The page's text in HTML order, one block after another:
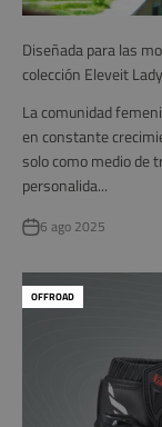
Diseñada para las
colección Eleveit Lady
La comunidad
en constante
solo como medio de
personalida...
6 ago 2025
OFFROAD